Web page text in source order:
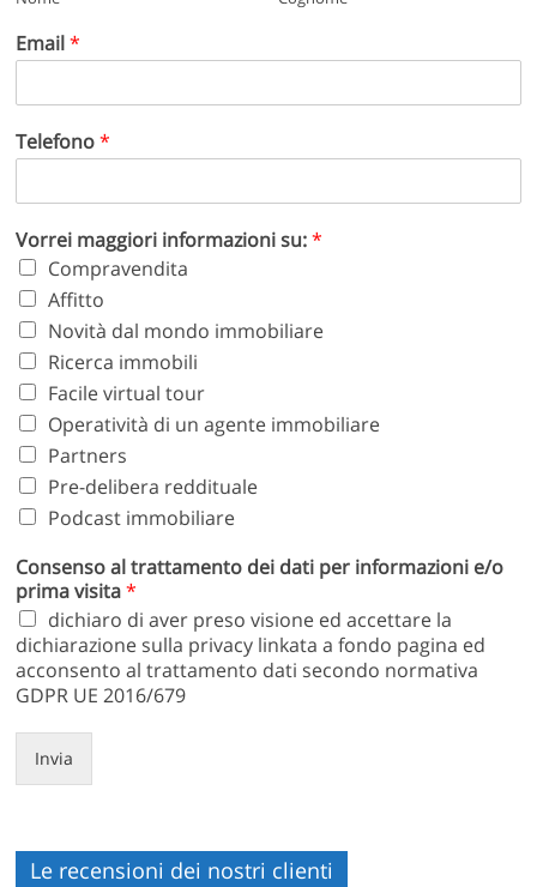
Email*
Telefono*
Vorrei maggiori informazioni su:*
Compravendita
Affitto
Novità dal mondo immobiliare
Ricerca immobili
Facile virtual tour
Operatività di un agente immobiliare
Partners
Pre-delibera reddituale
Podcast immobiliare
Consenso al trattamento dei dati per informazioni e/o
prima visita*
dichiaro di aver preso visione ed accettare la
dichiarazione sulla privacy linkata a fondo pagina ed
acconsento al trattamento dati secondo normativa
GDPR UE 2016/679
Invia
Le recensioni dei nostri clienti